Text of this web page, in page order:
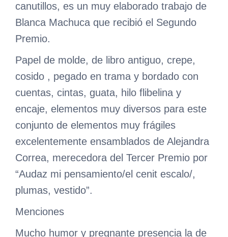
canutillos, es un muy elaborado trabajo de
Blanca Machuca que recibió el Segundo
Premio.
Papel de molde, de libro antiguo, crepe,
cosido , pegado en trama y bordado con
cuentas, cintas, guata, hilo flibelina y
encaje, elementos muy diversos para este
conjunto de elementos muy frágiles
excelentemente ensamblados de Alejandra
Correa, merecedora del Tercer Premio por
“Audaz mi pensamiento/el cenit escalo/,
plumas, vestido”.
Menciones
Mucho humor y pregnante presencia la de